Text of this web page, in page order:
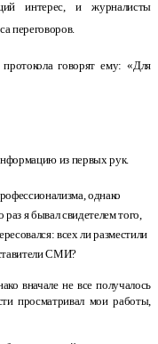
интерес, и журналисты
переговоров.
говорят ему: «Для
из первых рук.
однако
я бывал свидетелем того,
всех ли разместили
СМИ?
вначале не все получалось
просматривал мои работы,